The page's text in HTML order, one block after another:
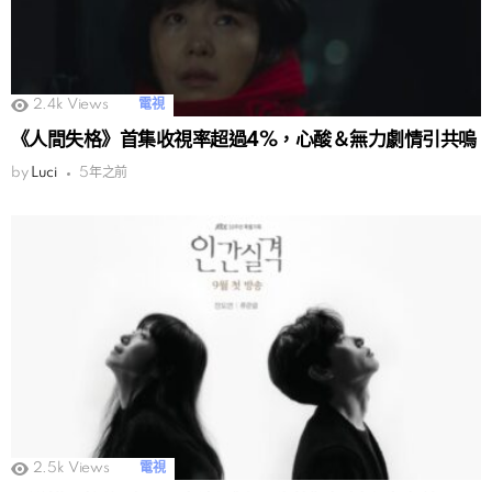
2.4k Views 電視
《人間失格》首集收視率超過4%，心酸＆無力劇情引共嗚
by Luci 5年之前
2.5k Views 電視